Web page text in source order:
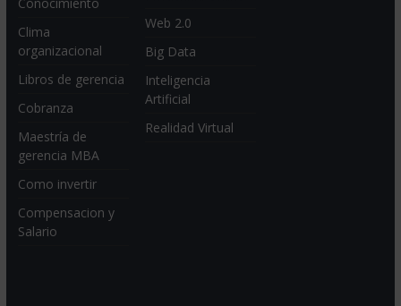
Clima
organizacional
Libros de gerencia
Cobranza
Maestría de
gerencia MBA
Como invertir
Compensacion y
Salario
Web 2.0
Big Data
Inteligencia
Artificial
Realidad Virtual